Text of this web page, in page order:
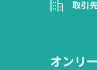
取引
オンリ